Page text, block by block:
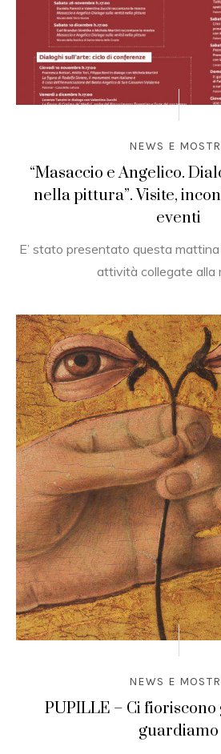
NEWS E
“Masaccio e Angelico.
nella pittura”. Visite,
eventi
E’ stato presentato questa
attività collegate alla
NEWS E
PUPILLE – Ci fioriscono
guardiamo